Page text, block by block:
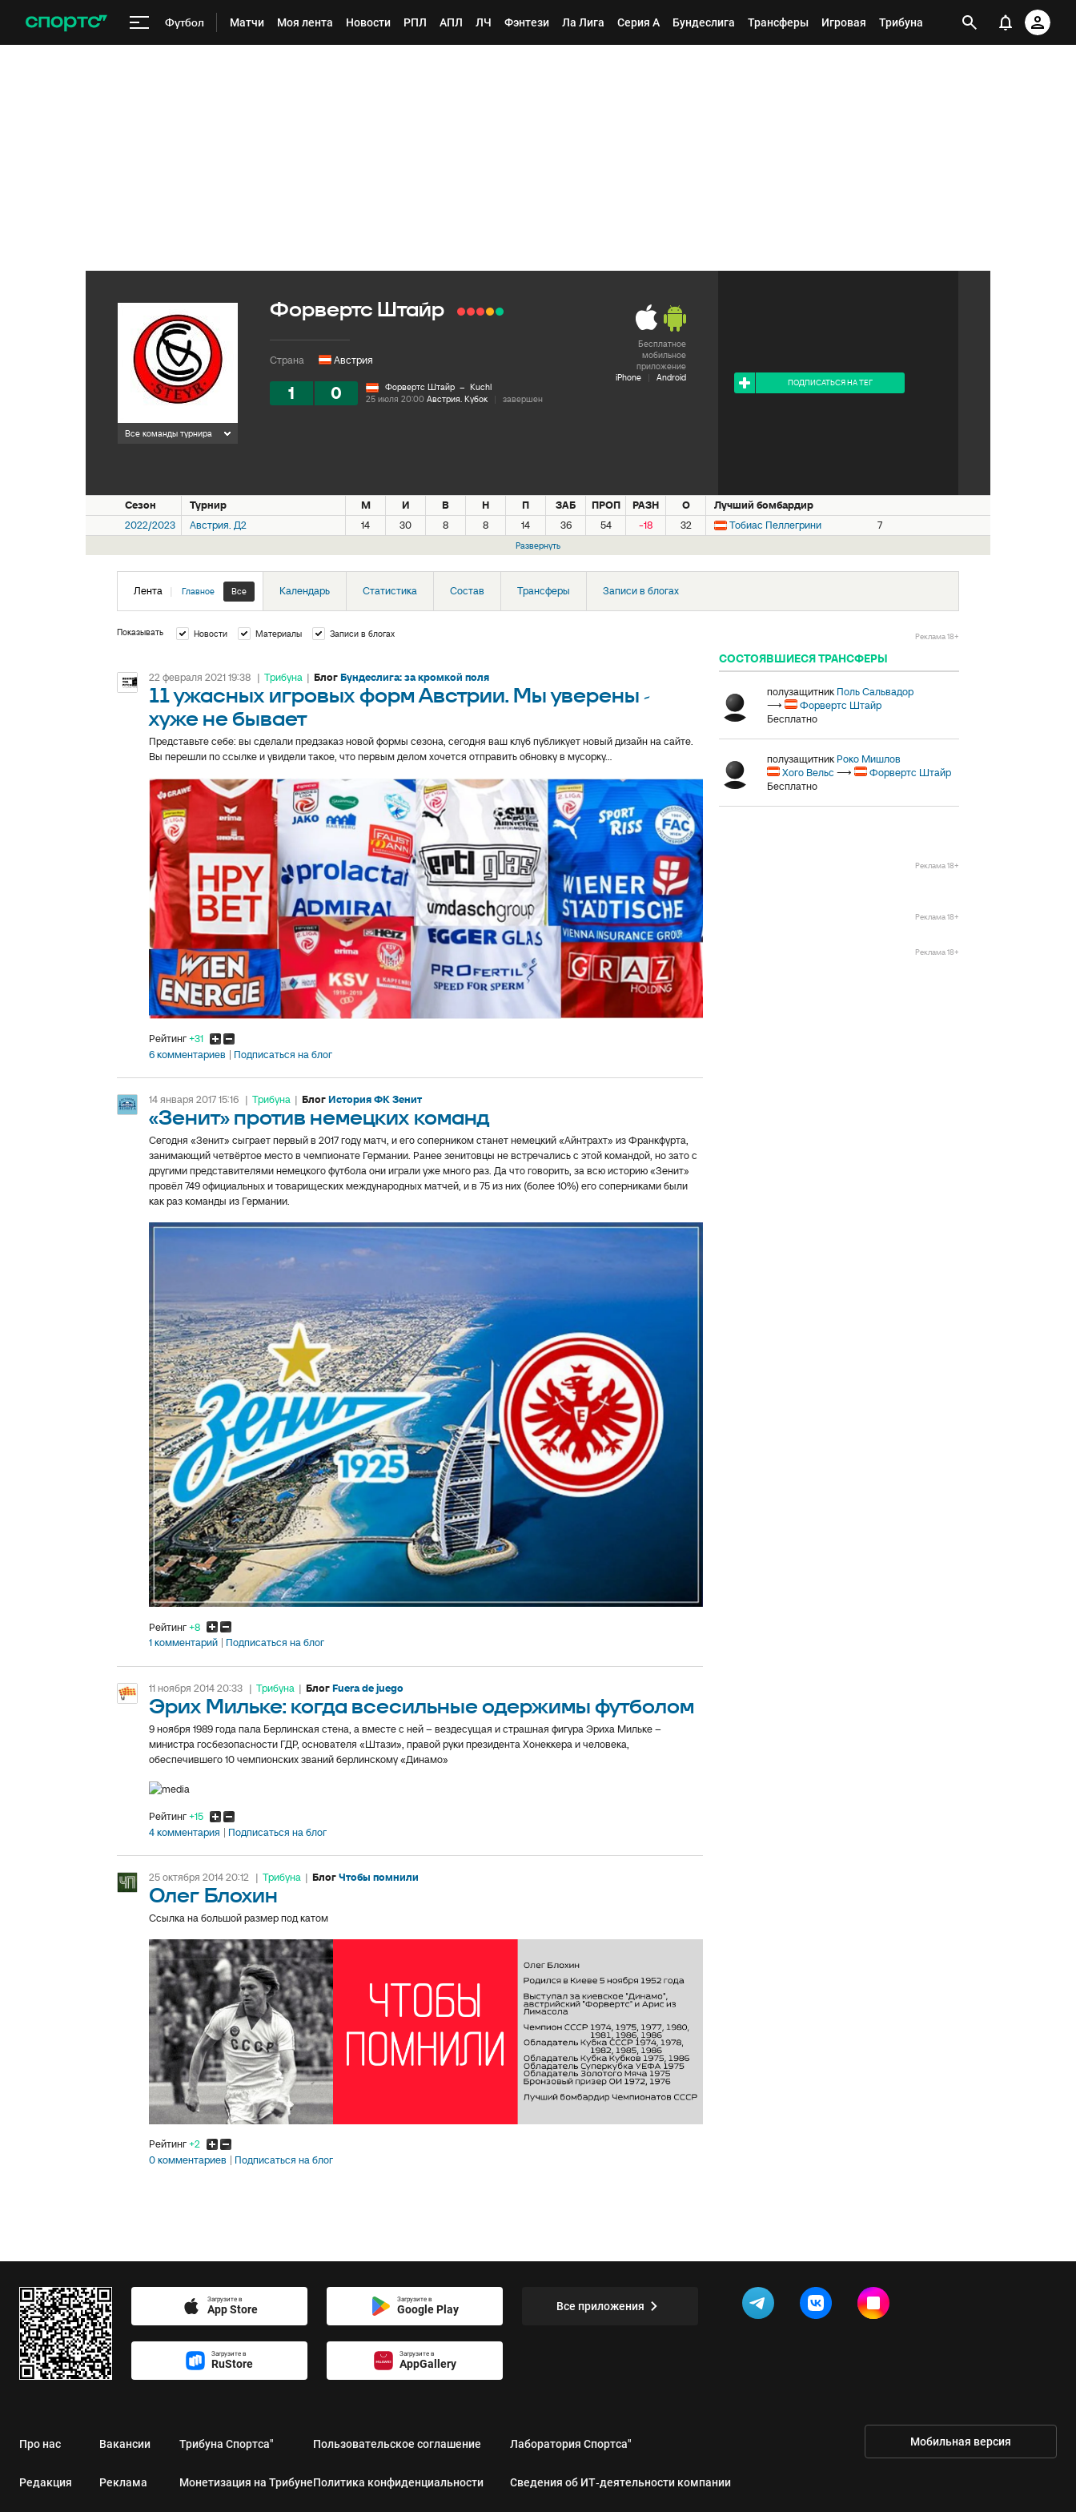
Футбол Матчи Моя лента Новости РПЛ АПЛ ЛЧ Фэнтези Ла Лига Серия А Бундеслига Трансферы Игровая Трибуна
Все команды турнира
Бесплатное
мобильное
приложение
iPhone
| Android
Форвертс Штайр
Страна Австрия
1 0 Форвертс Штайр – Kuchl
25 июля 20:00 Австрия. Кубок | завершен
ПОДПИСАТЬСЯ НА ТЕГ
Сезон Турнир М И В Н П ЗАБ ПРОП РАЗН О
Лучший бомбардир
2022/2023
Австрия. Д2 14 30 8 8 14 36 54 -18 32 Тобиас Пеллегрини 7
Развернуть
Лента | Главное Все Календарь Статистика Состав Трансферы Записи в блогах
Показывать Новости Материалы Записи в блогах
22 февраля 2021 19:38 | Трибуна | БлогБундеслига: за кромкой поля
11 ужасных игровых форм Австрии. Мы уверены -
хуже не бывает
Представьте себе: вы сделали предзаказ новой формы сезона, сегодня ваш клуб публикует новый дизайн на сайте.
Вы перешли по ссылке и увидели такое, что первым делом хочется отправить обновку в мусорку...
Рейтинг+31
6 комментариев
Подписаться на блог
14 января 2017 15:16 | Трибуна | БлогИстория ФК Зенит
«Зенит» против немецких команд
Сегодня «Зенит» сыграет первый в 2017 году матч, и его соперником станет немецкий «Айнтрахт» из Франкфурта,
занимающий четвёртое место в чемпионате Германии. Ранее зенитовцы не встречались с этой командой, но зато с
другими представителями немецкого футбола они играли уже много раз. Да что говорить, за всю историю «Зенит»
провёл 749 официальных и товарищеских международных матчей, и в 75 из них (более 10%) его соперниками были
как раз команды из Германии.
Рейтинг+8
1 комментарий
Подписаться на блог
11 ноября 2014 20:33 | Трибуна | БлогFuera de juego
Эрих Мильке: когда всесильные одержимы футболом
9 ноября 1989 года пала Берлинская стена, а вместе с ней – вездесущая и страшная фигура Эриха Мильке –
министра госбезопасности ГДР, основателя «Штази», правой руки президента Хонеккера и человека,
обеспечившего 10 чемпионских званий берлинскому «Динамо»
Рейтинг+15
4 комментария
Подписаться на блог
25 октября 2014 20:12 | Трибуна | БлогЧтобы помнили
Олег Блохин
Ссылка на большой размер под катом
Рейтинг+2
0 комментариев
Подписаться на блог
Реклама 18+
СОСТОЯВШИЕСЯ ТРАНСФЕРЫ
полузащитник Поль Сальвадор
⟶
Форвертс Штайр
Бесплатно
полузащитник Роко Мишлов
Хого Вельс ⟶
Форвертс Штайр
Бесплатно
Реклама 18+
Реклама 18+
Реклама 18+
Загрузите в
App Store
Загрузите в
Google Play
Загрузите в
RuStore
Загрузите в
AppGallery
Все приложения
Про нас
Редакция
Вакансии
Реклама
Трибуна Спортса"
Монетизация на Трибуне
Пользовательское соглашение
Политика конфиденциальности
Лаборатория Спортса"
Сведения об ИТ‑деятельности компании
Мобильная версия